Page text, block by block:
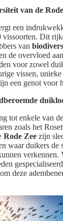
van de
een
vissoorten. Dit
van
de overvloed aan
voor zowel
vissen, unieke
een genot voor
tot enkele van
zoals het
Rode Zee zijn
waar duikers de
verkennen.
deze